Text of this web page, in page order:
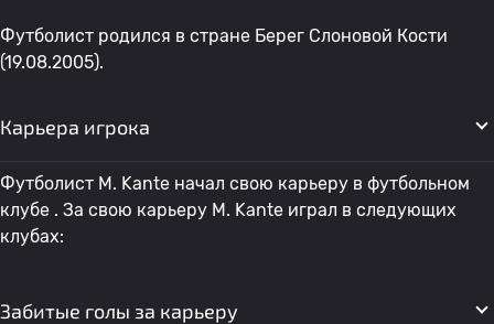
Футболист родился в стране Берег Слоновой Кости
(19.08.2005).
Карьера игрока
Футболист M. Kante начал свою карьеру в футбольном
клубе . За свою карьеру M. Kante играл в следующих
клубах:
Забитые голы за карьеру